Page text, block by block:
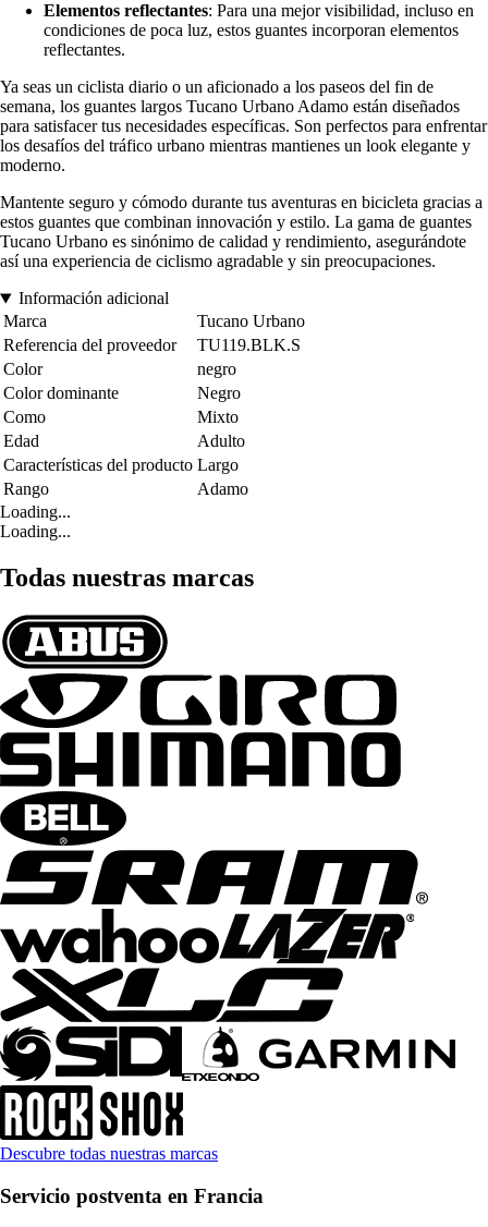
Elementos reflectantes: Para una mejor visibilidad, incluso en
condiciones de poca luz, estos guantes incorporan elementos
reflectantes.
Ya seas un ciclista diario o un aficionado a los paseos del fin de
semana, los guantes largos Tucano Urbano Adamo están diseñados
para satisfacer tus necesidades específicas. Son perfectos para enfrentar
los desafíos del tráfico urbano mientras mantienes un look elegante y
moderno.
Mantente seguro y cómodo durante tus aventuras en bicicleta gracias a
estos guantes que combinan innovación y estilo. La gama de guantes
Tucano Urbano es sinónimo de calidad y rendimiento, asegurándote
así una experiencia de ciclismo agradable y sin preocupaciones.
Información adicional
Marca
Tucano Urbano
Referencia del proveedor
TU119.BLK.S
Color
negro
Color dominante
Negro
Como
Mixto
Edad
Adulto
Características del producto Largo
Rango
Adamo
Loading...
Loading...
Todas nuestras marcas
Descubre todas nuestras marcas
Servicio postventa en Francia